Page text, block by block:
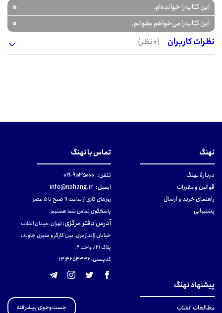
این کتاب را خوانده‌ام. 0
این کتاب را می‌خواهم بخوانم.
0
نظرات کاربران
(0 نظر)
نهنگ
دربارهٔ نهنگ
قوانین و مقررات
راهنمای خرید و ارسال
پشتیبانی
تماس با نهنگ
تلفن: ۹۱۰۳۵۰۰۰-۰۲۱
ایمیل: info@nahang.ir
روزهای کاری از ساعت ۹ صبح تا ۵ عصر
پاسخگوی تماس شما هستیم.
آدرس دفتر مرکزی:تهران، میدان انقلاب
خیابان ژاندارمری، بین کارگر و منیری جاوید،
پلاک 121، واحد ۴.
کدپستی: 131465433۶
پیشنهاد نهنگ
مطالعات انقلاب
جست‌وجوی پیشرفته